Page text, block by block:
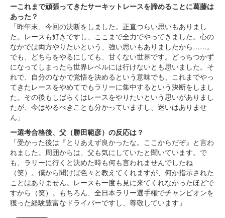
ーこれまで頑張ってきたサーキットレースを諦めることに葛藤は
あった？
「昨年末、今回の決断をしました。正直つらい思いもありまし
た。レースも好きですし、ここまで全力でやってきました。心の
なかでは両方やりたいという、強い思いもありましたから……。
でも、どちらをやるにしても、甘くない世界です。どっちつかず
になってしまったら世界レベルには行けないとも思いました。そ
れで、自分のなかで覚悟を決めるという意味でも、これまでやっ
てきたレースをやめてでもラリーに集中するという決断をしまし
た。その後もしばらくはレースをやりたいという思いがありまし
たが、今はやるべきことも分かっていますし、迷いはありませ
ん」
ー選考合格後、父（勝田範彦）の反応は？
「受かった後は『とりあえず良かったな。ここからだぞ』と言わ
れました。周囲からは、父も気にしていたと聞いています。で
も、ラリーに行くと決めた時も何も言われませんでしたね
（笑）。僕から聞けば色々と教えてくれますが、何か指示された
ことはありません。レースも一度も見に来てくれなかったほどで
すから（笑）。もちろん、全日本ラリー選手権でチャンピオンを
獲った経験豊富なドライバーですし、尊敬しています」